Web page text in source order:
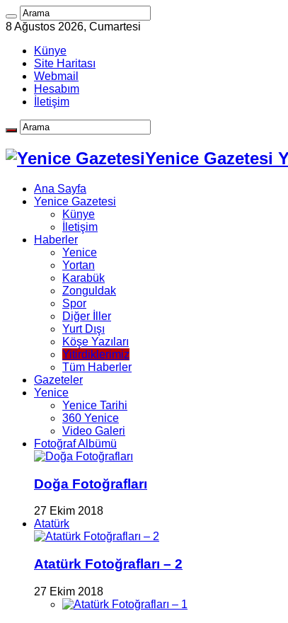
8 Ağustos 2026, Cumartesi
Künye
Site Haritası
Webmail
Hesabım
İletişim
Yenice Gazetesi
Ana Sayfa
Yenice Gazetesi
Künye
İletişim
Haberler
Yenice
Yortan
Karabük
Zonguldak
Spor
Diğer İller
Yurt Dışı
Köşe Yazıları
Yitirdiklerimiz
Tüm Haberler
Gazeteler
Yenice
Yenice Tarihi
360 Yenice
Video Galeri
Fotoğraf Albümü
Doğa Fotoğrafları
27 Ekim 2018
Atatürk
Atatürk Fotoğrafları – 2
27 Ekim 2018